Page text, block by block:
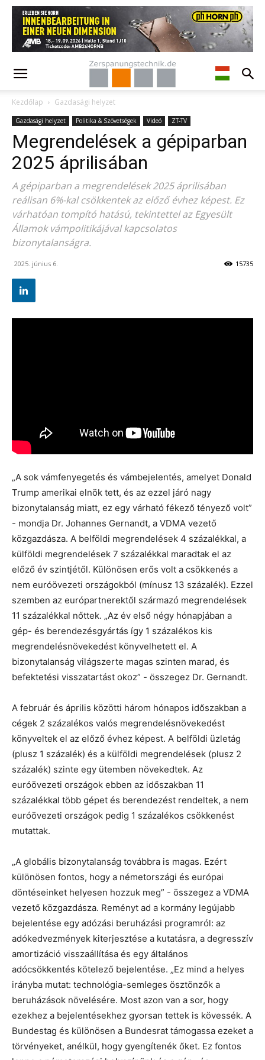
Kezdőlap Gazdasági helyzet
Gazdasági helyzet Politika & Szövetségek Videó ZT-TV
Megrendelések a gépiparban
2025 áprilisában
A gépiparban a megrendelések 2025 áprilisában
reálisan 6%-kal csökkentek az előző évhez képest. Ez
várhatóan tompító hatású, tekintettel az Egyesült
Államok vámpolitikájával kapcsolatos
bizonytalanságra.
2025. június 6. 15735
„A sok vámfenyegetés és vámbejelentés, amelyet Donald
Trump amerikai elnök tett, és az ezzel járó nagy
bizonytalanság miatt, ez egy várható fékező tényező volt”
- mondja Dr. Johannes Gernandt, a VDMA vezető
közgazdásza. A belföldi megrendelések 4 százalékkal, a
külföldi megrendelések 7 százalékkal maradtak el az
előző év szintjétől. Különösen erős volt a csökkenés a
nem euróövezeti országokból (mínusz 13 százalék). Ezzel
szemben az európartnerektől származó megrendelések
11 százalékkal nőttek. „Az év első négy hónapjában a
gép- és berendezésgyártás így 1 százalékos kis
megrendelésnövekedést könyvelhetett el. A
bizonytalanság világszerte magas szinten marad, és
befektetési visszatartást okoz” - összegez Dr. Gernandt.
A február és április közötti három hónapos időszakban a
cégek 2 százalékos valós megrendelésnövekedést
könyveltek el az előző évhez képest. A belföldi üzletág
(plusz 1 százalék) és a külföldi megrendelések (plusz 2
százalék) szinte egy ütemben növekedtek. Az
euróövezeti országok ebben az időszakban 11
százalékkal több gépet és berendezést rendeltek, a nem
euróövezeti országok pedig 1 százalékos csökkenést
mutattak.
„A globális bizonytalanság továbbra is magas. Ezért
különösen fontos, hogy a németországi és európai
döntéseinket helyesen hozzuk meg” - összegez a VDMA
vezető közgazdásza. Reményt ad a kormány legújabb
bejelentése egy adózási beruházási programról: az
adókedvezmények kiterjesztése a kutatásra, a degresszív
amortizáció visszaállítása és egy általános
adócsökkentés kötelező bejelentése. „Ez mind a helyes
irányba mutat: technológia-semleges ösztönzők a
beruházások növelésére. Most azon van a sor, hogy
ezekhez a bejelentésekhez gyorsan tettek is kövessék. A
Bundestag és különösen a Bundesrat támogassa ezeket a
törvényeket, anélkül, hogy gyengítenék őket. Ez fontos